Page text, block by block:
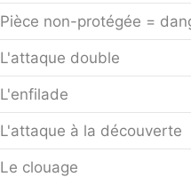
Pièce non-protégée =
L'attaque double
L'enfilade
L'attaque à la découverte
Le clouage